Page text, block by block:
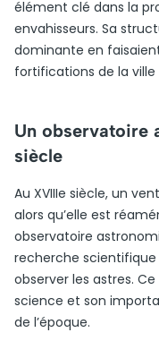
élément clé dans la
envahisseurs. Sa
dominante en
fortifications de la ville
Un observatoire
siècle
Au XVIIIe siècle, un
alors qu’elle est
observatoire
recherche
observer les astres.
science et son
de l’époque.